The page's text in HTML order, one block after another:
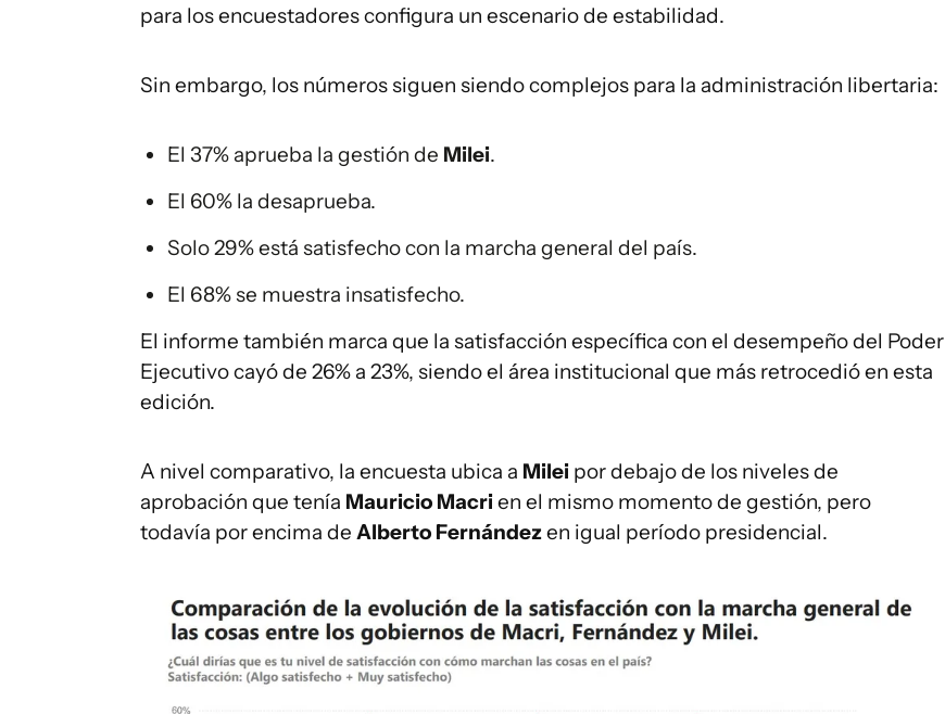
para los encuestadores configura un escenario de estabilidad.
Sin embargo, los números siguen siendo complejos para la administración libertaria:
El 37% aprueba la gestión de Milei.
El 60% la desaprueba.
Solo 29% está satisfecho con la marcha general del país.
El 68% se muestra insatisfecho.
El informe también marca que la satisfacción específica con el desempeño del Poder
Ejecutivo cayó de 26% a 23%, siendo el área institucional que más retrocedió en esta
edición.
A nivel comparativo, la encuesta ubica a Milei por debajo de los niveles de
aprobación que tenía Mauricio Macri en el mismo momento de gestión, pero
todavía por encima de Alberto Fernándezen igual período presidencial.